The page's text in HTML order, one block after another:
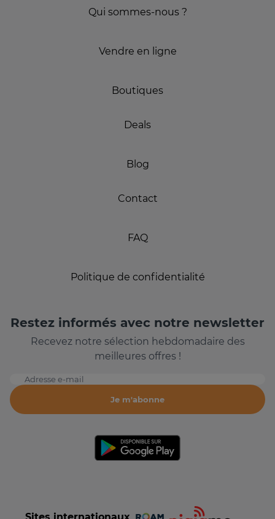
Qui sommes-nous ?
Vendre en ligne
Boutiques
Deals
Blog
Contact
FAQ
Politique de confidentialité
Restez informés avec notre newsletter
Recevez notre sélection hebdomadaire des
meilleures offres !
Adresse e-mail
Je m'abonne